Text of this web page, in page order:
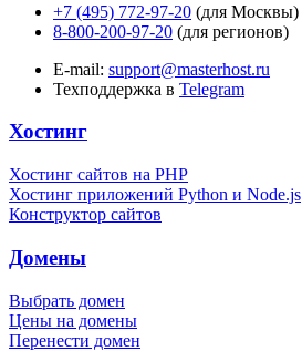
+7 (495) 772-97-20 (для Москвы)
8-800-200-97-20 (для регионов)
E-mail: support@masterhost.ru
Техподдержка в Telegram
Хостинг
Хостинг сайтов на PHP
Хостинг приложений Python и Node.js
Конструктор сайтов
Домены
Выбрать домен
Цены на домены
Перенести домен